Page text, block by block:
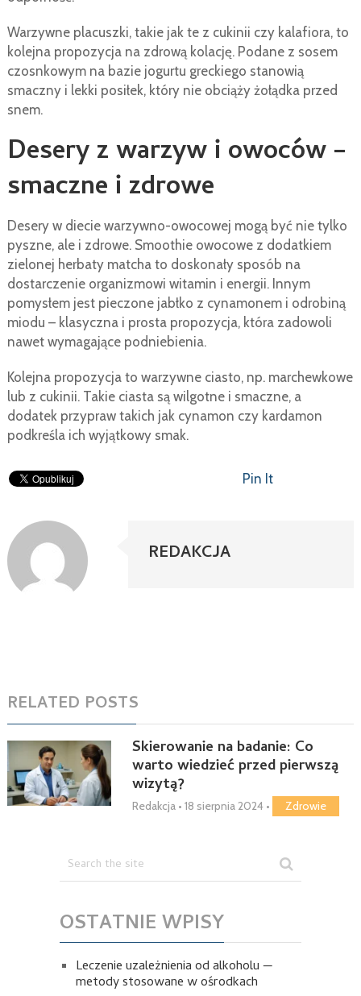
Warzywne placuszki, takie jak te z cukinii czy kalafiora, to
kolejna propozycja na zdrową kolację. Podane z sosem
czosnkowym na bazie jogurtu greckiego stanowią
smaczny i lekki posiłek, który nie obciąży żołądka przed
snem.
Desery z warzyw i owoców –
smaczne i zdrowe
Desery w diecie warzywno-owocowej mogą być nie tylko
pyszne, ale i zdrowe. Smoothie owocowe z dodatkiem
zielonej herbaty matcha to doskonały sposób na
dostarczenie organizmowi witamin i energii. Innym
pomysłem jest pieczone jabłko z cynamonem i odrobiną
miodu – klasyczna i prosta propozycja, która zadowoli
nawet wymagające podniebienia.
Kolejna propozycja to warzywne ciasto, np. marchewkowe
lub z cukinii. Takie ciasta są wilgotne i smaczne, a
dodatek przypraw takich jak cynamon czy kardamon
podkreśla ich wyjątkowy smak.
Pin It
REDAKCJA
RELATED POSTS
Skierowanie na badanie: Co
warto wiedzieć przed pierwszą
wizytą?
Redakcja • 18 sierpnia 2024• Zdrowie
OSTATNIE WPISY
Leczenie uzależnienia od alkoholu —
metody stosowane w ośrodkach